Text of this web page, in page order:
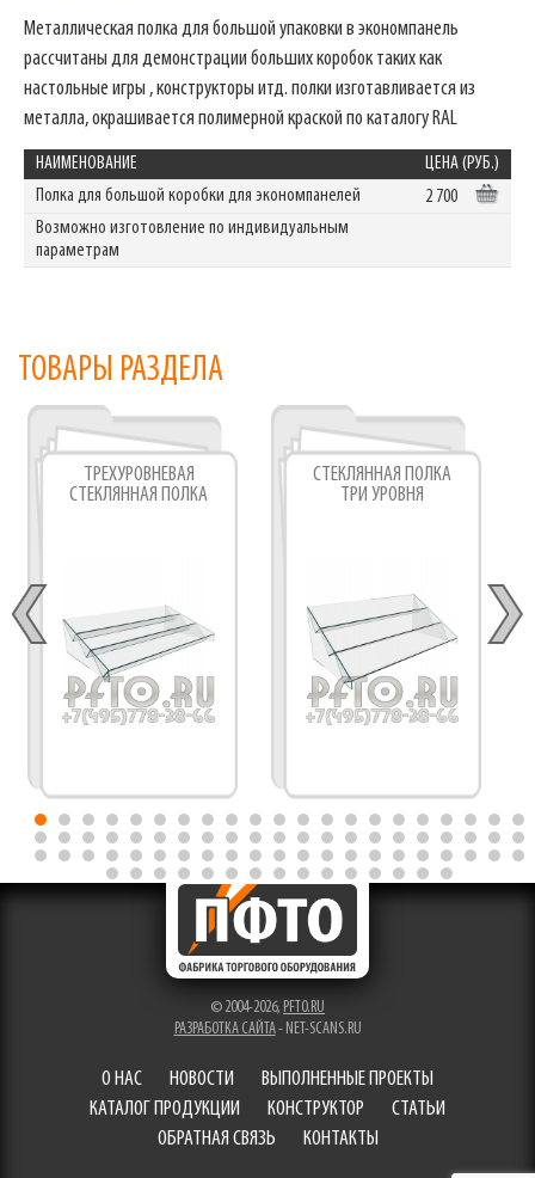
Металлическая полка для большой упаковки в экономпанель
рассчитаны для демонстрации больших коробок таких как
настольные игры , конструкторы итд. полки изготавливается из
металла, окрашивается полимерной краской по каталогу RAL
НАИМЕНОВАНИЕ
ЦЕНА (РУБ.)
Полка для большой коробки для экономпанелей
2 700
Возможно изготовление по индивидуальным
параметрам
ТОВАРЫ РАЗДЕЛА
ТРЕХУРОВНЕВАЯ
СТЕКЛЯННАЯ ПОЛКА
СТЕКЛЯННАЯ ПОЛКА
ТРИ УРОВНЯ
© 2004-2026, PFTO.RU
РАЗРАБОТКА САЙТА- NET-SCANS.RU
О НАС НОВОСТИ
ВЫПОЛНЕННЫЕ ПРОЕКТЫ
КАТАЛОГ ПРОДУКЦИИ
КОНСТРУКТОР
СТАТЬИ
ОБРАТНАЯ СВЯЗЬ
КОНТАКТЫ